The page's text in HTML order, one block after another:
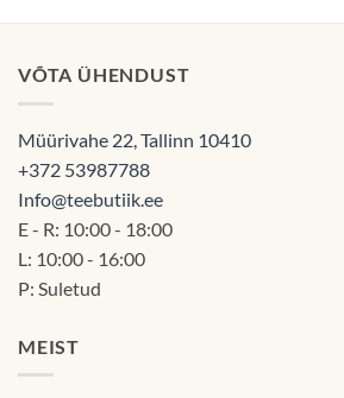
kuni
VÕTA ÜHENDUST
Müürivahe 22, Tallinn 10410
+372 53987788
Info@teebutiik.ee
E - R: 10:00 - 18:00
L: 10:00 - 16:00
P: Suletud
MEIST